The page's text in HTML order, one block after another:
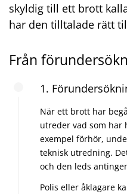
skyldig till ett brott
har den tilltalade rätt
Från
1.
När ett brott har
utreder vad som har
exempel förhör,
teknisk utredning.
och den leds
Polis eller åklagare